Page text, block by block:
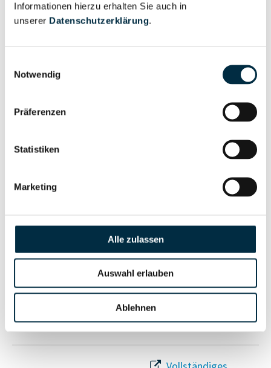
Informationen hierzu erhalten Sie auch in
unserer Datenschutzerklärung.
Notwendig
Präferenzen
Statistiken
Marketing
Alle zulassen
Auswahl erlauben
Ablehnen
Unternehmensnetzwerk
Unternehmensprofil
Berechtigten Pfad
Unternehmensprofil
Risikoinformationen
Vollständiges
Unternehmensprofil
anfragen